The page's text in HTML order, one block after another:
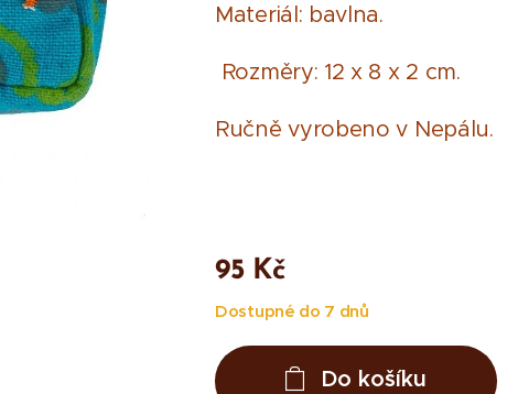
Materiál: bavlna.
Rozměry: 12 x 8 x 2 cm.
Ručně vyrobeno v Nepálu.
95Kč
Dostupné do 7 dnů
Do košíku